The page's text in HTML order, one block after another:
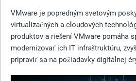
VMware je popredným svetovým
virtualizačných a cloudových
produktov a riešení VMware pomáha
modernizovať ich IT infraštruktúru,
pripraviť sa na požiadavky digitálnej